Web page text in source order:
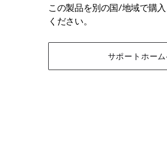
この製品を別の国/地域で購
ください。
サポートホー